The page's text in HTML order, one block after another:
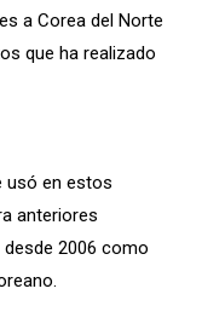
a Corea del Norte
que ha realizado
usó en estos
anteriores
2006 como